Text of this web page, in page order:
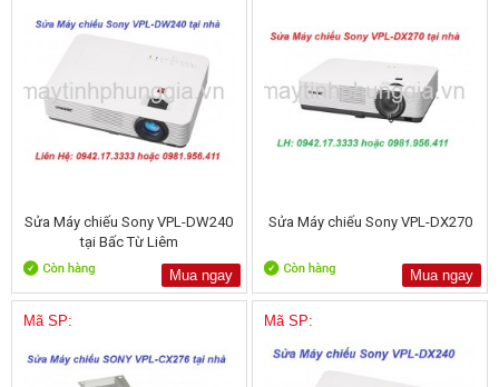
Sửa Máy chiếu Sony VPL-DW240
tại Bấc Từ Liêm
Mua ngay
Sửa Máy chiếu Sony VPL-DX270
Mua ngay
Mã SP: Mã SP: